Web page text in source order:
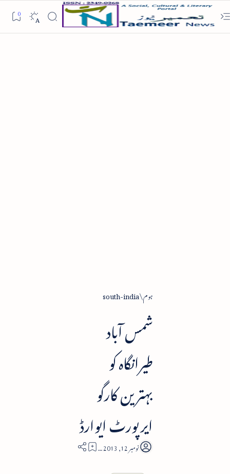
ہوم south-india
شمس آباد
طیرانگاہ کو
بہترین کارگو
ایرپورٹ ایوارڈ
1